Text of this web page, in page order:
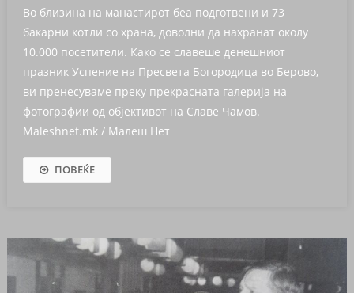
Во близина на манастирот беа подготвени и 73
бакарни котли со храна, доволни да нахранат околу
10.000 посетители. Како се славеше денешниот
празник Успение на Пресвета Богородица во Берово,
ви пренесуваме преку прекрасната галерија на
фотографии од објективот на Славе Чамов.
Maleshnet.mk / Малеш Нет
ПОВЕЌЕ